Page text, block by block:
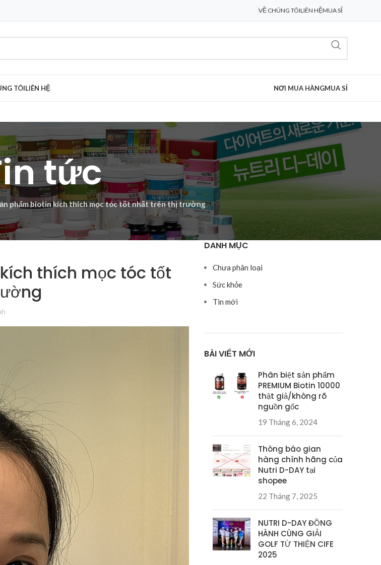
VỀ CHÚNG TÔILIÊN HỆMUA SỈ
TÔILIÊN HỆ NƠI MUA HÀNGMUA SỈ
tức
phẩm biotin kích thích mọc tóc tốt nhất trên thị trường
thích mọc tóc tốt
DANH MỤC
Chưa phân loại
Sức khỏe
Tin mới
BÀI VIẾT MỚI
Phân biệt sản phẩm
PREMIUM Biotin 10000
thật giả/không rõ
nguồn gốc
19 Tháng 6, 2024
Thông báo gian
hàng chính hãng của
Nutri D-DAY tại
shopee
22 Tháng 7, 2025
NUTRI D-DAY ĐỒNG
HÀNH CÙNG GIẢI
GOLF TỪ THIỆN CIFE
2025